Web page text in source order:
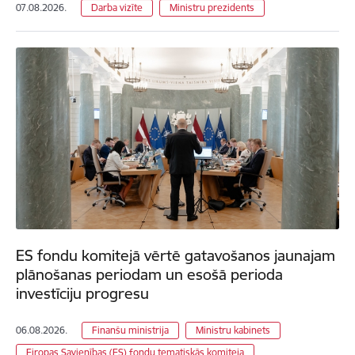
07.08.2026. Darba vizīte Ministru prezidents
ES fondu komitejā vērtē gatavošanos jaunajam
plānošanas periodam un esošā perioda
investīciju progresu
06.08.2026. Finanšu ministrija
Ministru kabinets
Eiropas Savienības (ES) fondu tematiskās komiteja